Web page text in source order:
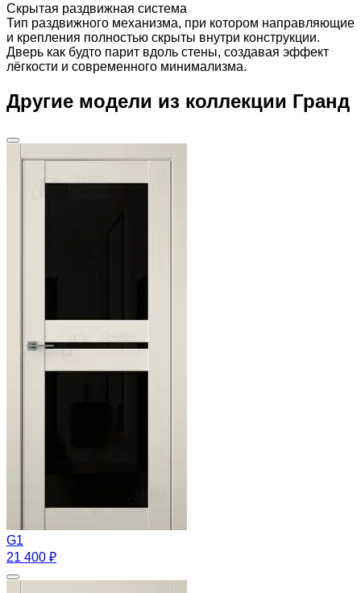
Скрытая раздвижная система
Тип раздвижного механизма, при котором направляющие
и крепления полностью скрыты внутри конструкции.
Дверь как будто парит вдоль стены, создавая эффект
лёгкости и современного минимализма.
Другие модели из коллекции Гранд
G1
21 400 ₽